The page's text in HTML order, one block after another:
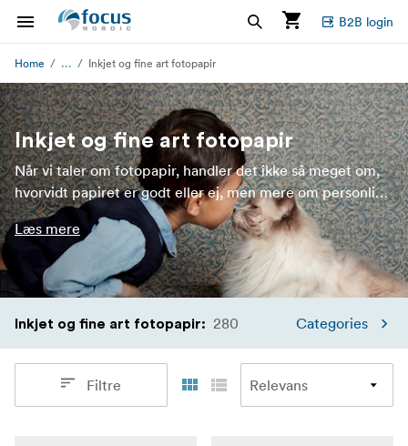
B2B login
Home ... Inkjet og fine art fotopapir
Inkjet og fine art fotopapir
Når vi taler om fotopapir, handler det ikke så meget om,
hvorvidt papiret er godt eller ej, men mere om personlig
smag. Der er næsten et ubegrænset udvalg af typer,
bredder, vægt og overfladestrukturer. Inkjetpapir er
beregnet til inkjetprintere og er perfekt til mange
forskellige anvendelser på kontoret eller derhjemme,
eller hvis du gerne vil lave mange kopier til en lav pris i
fotolaboratoriet.
Læs mere
Inkjet og fine art fotopapir: 280 Categories
Filtre